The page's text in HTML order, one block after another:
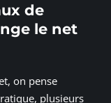
de
le net
on pense
plusieurs